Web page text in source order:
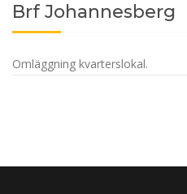
Brf Johannesberg
Omläggning kvarterslokal.